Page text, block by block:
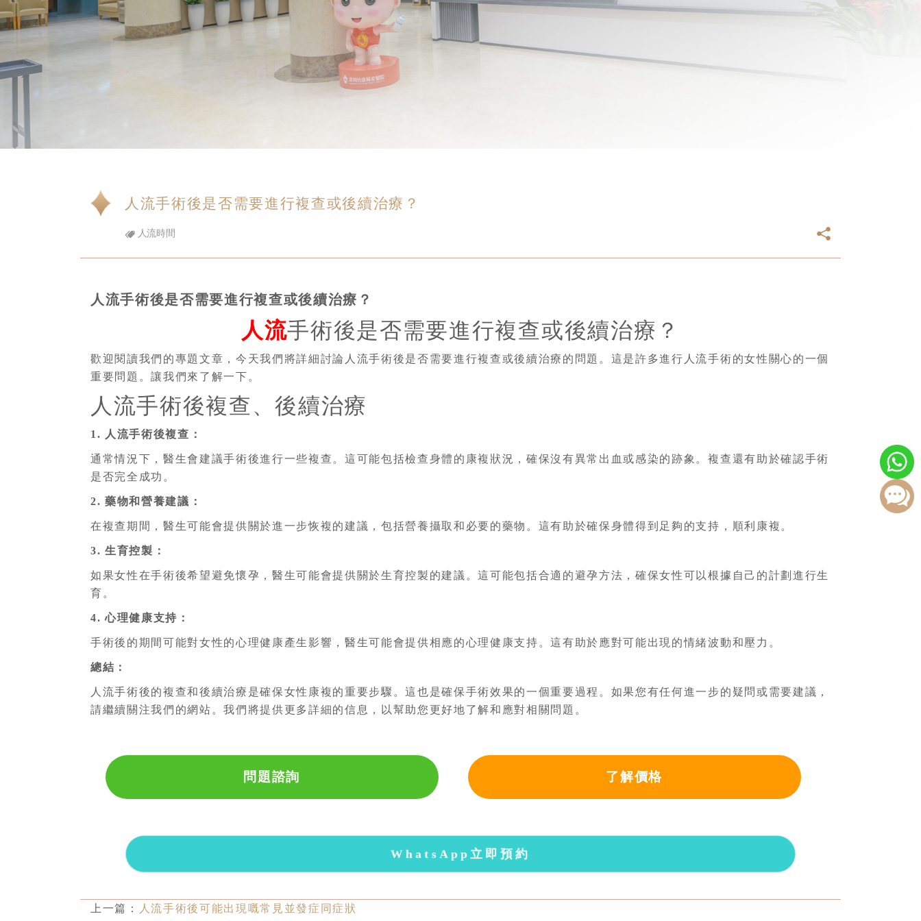
人流手術後是否需要進行複查或後續治療？
人流時間
人流手術後是否需要進行複查或後續治療？
人流手術後是否需要進行複查或後續治療？
歡迎閱讀我們的專題文章，今天我們將詳細討論人流手術後是否需要進行複查或後續治療的問題。這是許多進行人流手術的女性關心的一個
重要問題。讓我們來了解一下。
人流手術後複查、後續治療
1. 人流手術後複查：
通常情況下，醫生會建議手術後進行一些複查。這可能包括檢查身體的康複狀況，確保沒有異常出血或感染的跡象。複查還有助於確認手術
是否完全成功。
2. 藥物和營養建議：
在複查期間，醫生可能會提供關於進一步恢複的建議，包括營養攝取和必要的藥物。這有助於確保身體得到足夠的支持，順利康複。
3. 生育控製：
如果女性在手術後希望避免懷孕，醫生可能會提供關於生育控製的建議。這可能包括合適的避孕方法，確保女性可以根據自己的計劃進行生
育。
4. 心理健康支持：
手術後的期間可能對女性的心理健康產生影響，醫生可能會提供相應的心理健康支持。這有助於應對可能出現的情緒波動和壓力。
總結：
人流手術後的複查和後續治療是確保女性康複的重要步驟。這也是確保手術效果的一個重要過程。如果您有任何進一步的疑問或需要建議，
請繼續關注我們的網站。我們將提供更多詳細的信息，以幫助您更好地了解和應對相關問題。
問題諮詢 了解價格
WhatsApp立即預約
上一篇：
人流手術後可能出現嘅常見並發症同症狀